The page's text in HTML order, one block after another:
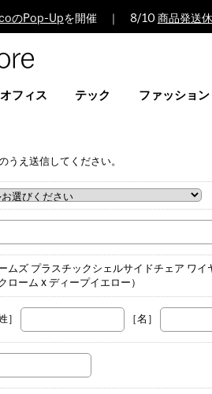
のPop-Upを開催 ｜ 8/10 商品発送
Design
オフィス テック ファッション
うえ送信してください。
ムズ プラスチックシェルサイドチェア ワ
クローム x ディープイエロー）
］
［名］